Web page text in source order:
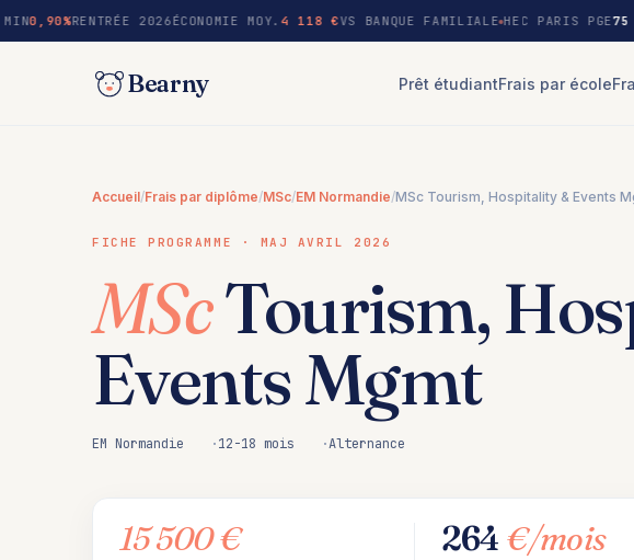
contenu
0,90%RENTRÉE 2026ÉCONOMIE MOY.4 118 €VS BANQUE FAMILIALE HEC PARIS PGE75
Bearny Prêt étudiantFrais par école
Accueil/Frais par diplôme/MSc/EM Normandie/MSc Tourism, Hospitality & Events
FICHE PROGRAMME · MAJ AVRIL 2026
MScTourism,
Events Mgmt
EM Normandie 12-18 mois Alternance
15 500 € 264 €/mois